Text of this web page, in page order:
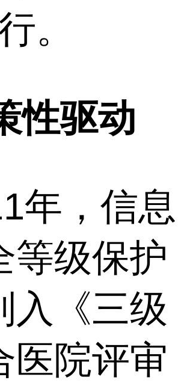
。
性驱动
年，信息
等级保护
入《三级
医院评审